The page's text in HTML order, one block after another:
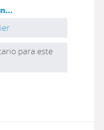
para este